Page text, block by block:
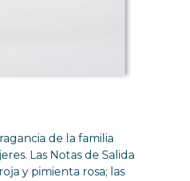
de la familia
Las Notas de Salida
y pimienta rosa; las